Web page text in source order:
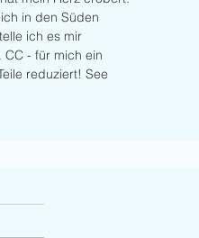
in den Süden
ich es mir
- für mich ein
reduziert! See